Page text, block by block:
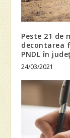
Peste 21 de
decontarea
PNDL în
24/03/2021